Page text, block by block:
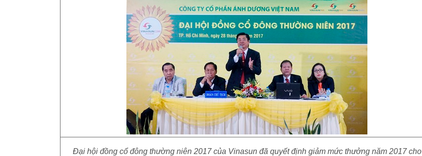
Đại hội đồng cổ đông thường niên 2017 của Vinasun đã quyết định giảm mức thưởng năm 2017 cho